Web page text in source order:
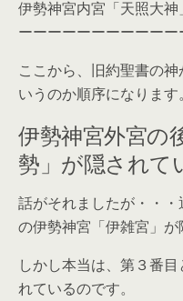
伊勢神宮内宮「天照大
ーーーーーーーーーー
ここから、旧約聖書の
いうのか順序になります。
伊勢神宮外宮の
勢」が隠されて
話がそれましたが・・
の伊勢神宮「伊雑宮」が
しかし本当は、第３番
れているのです。